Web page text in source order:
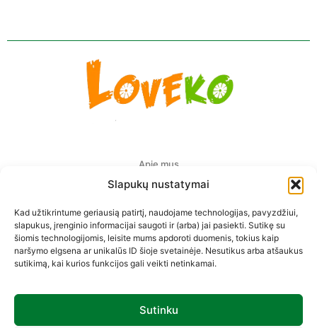
Slapukų nustatymai
Kad užtikrintume geriausią patirtį, naudojame technologijas, pavyzdžiui,
slapukus, įrenginio informacijai saugoti ir (arba) jai pasiekti. Sutikę su
šiomis technologijomis, leisite mums apdoroti duomenis, tokius kaip
naršymo elgsena ar unikalūs ID šioje svetainėje. Nesutikus arba atšaukus
sutikimą, kai kurios funkcijos gali veikti netinkamai.
Sutinku
Apie mus
Pristatymas Europoje
Privatumo politika
Prekių pirkimo-pardavimo taisyklės
Sekite mus